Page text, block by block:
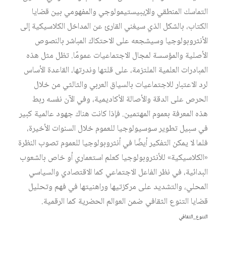
التماسك المنطقي والإيبيستيمولوجي والمفهومي بين قضايا
الكتاب، بالشكل الذي سيغني القارئ عن المداخل الكلاسيكية إلى
الأنثروبولوجيا وسيشجعه على الاحتكاك المباشر بالنصوص
الأصلية والمؤسسة لمجال الاجتماعيات عمومًا. تظل مثل هذه
المبادرات العلمية الملتزمة، على قلتها وندرتها، القاعدة الأساس
لرد الاعتبار للاجتماعيات بالسياق العربي والثالثي من خلال
الحرص على الدقة والأصالة الأكاديمية، وفي الآن نفسه ربط
هذه المعرفة بعموم المهتمين. فإذا كانت هناك جهود عالمية كبير
في سبيل تطوير سوسيولوجيا للعموم خلال السنوات الأخيرة،
فلما لا يمكن التفكير أيضًا في أنثروبولوجيا للعموم تصوب النظرة
«الكلاسيكية» للأنثروبولوجيا كعلم استعماري أو خاص بالشعوب
البدائية، في نظر الفاعل الاجتماعي كما الاقتصادي والسياسي
المحلي، والتشديد على مركزتيها وراهنيتها في فهم وتحليل
قضايا التنوع الثقافي ضمن العوالم الحضرية كما الرقمية.
التنوع_الثقافي